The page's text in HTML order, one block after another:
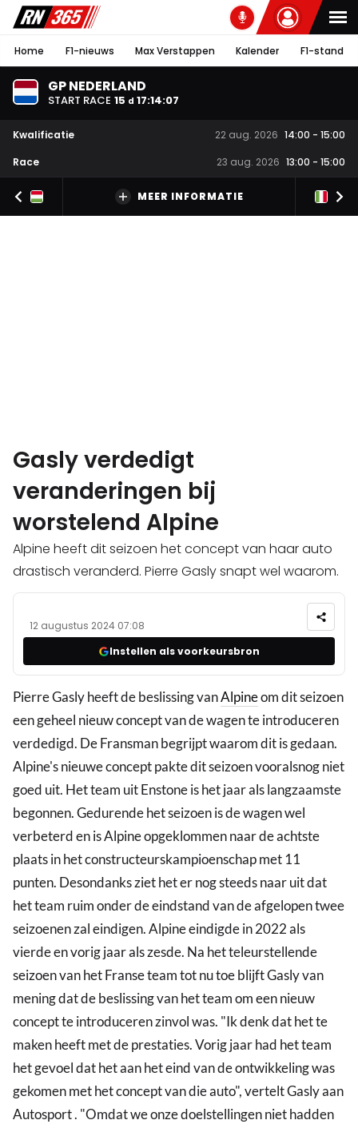
Home F1-nieuws Max Verstappen Kalender F1-stand
GP NEDERLAND
START RACE 15 d 17:14:06
Kwalificatie 22 aug. 2026 14:00 - 15:00
Race
23 aug. 2026 13:00 - 15:00
MEER INFORMATIE
Gasly verdedigt
veranderingen bij
worstelend Alpine
Alpine heeft dit seizoen het concept van haar auto
drastisch veranderd. Pierre Gasly snapt wel waarom.
12 augustus 2024 07:08
Instellen als voorkeursbron
Pierre Gasly heeft de beslissing vanAlpineom dit seizoen
een geheel nieuw concept van de wagen te introduceren
verdedigd. De Fransman begrijpt waarom dit is gedaan.
Alpine's nieuwe concept pakte dit seizoen vooralsnog niet
goed uit. Het team uit Enstone is het jaar als langzaamste
begonnen. Gedurende het seizoen is de wagen wel
verbeterd en is Alpine opgeklommen naar de achtste
plaats in het constructeurskampioenschap met 11
punten. Desondanks ziet het er nog steeds naar uit dat
het team ruim onder de eindstand van de afgelopen twee
seizoenen zal eindigen. Alpine eindigde in 2022 als
vierde en vorig jaar als zesde. Na het teleurstellende
seizoen van het Franse team tot nu toe blijft Gasly van
mening dat de beslissing van het team om een nieuw
concept te introduceren zinvol was. "Ik denk dat het te
maken heeft met de prestaties. Vorig jaar had het team
het gevoel dat het aan het eind van de ontwikkeling was
gekomen met het concept van die auto", vertelt Gasly aan
Autosport . "Omdat we onze doelstellingen niet hadden